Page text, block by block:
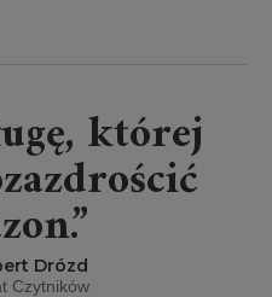
której
Drózd
Czytników